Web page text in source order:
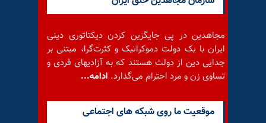
مجاهدین در پی جایگزین کردن دیکتاتوری دینی
ایران با یک دولت دموکراتیک و کثرت‌گرا، مبتنی بر
جدایی دین از دولت هستند که به آزادیهای فردی و
تساوی زن و مرد احترام می‌گذارد. ادامه...
موقعيت ما روى شبكه هاى اجتماعى